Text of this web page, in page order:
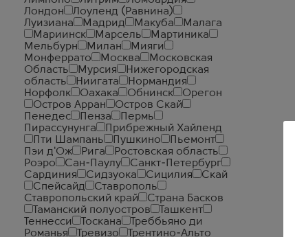
Лондон
Лоуленд (Равнина)
Луизиана
Мадрид Макуба
Малага
Мариинск
Марсель
Мартиника
Мельбурн
Милан
Мияги
Монферрато
Москва
Московская
Область
Мурсия
Нижегородская
область
Ниигата
Нормандия
Норфолк
Оахака Обнинск
Орегон
Остров Арран
Остров Скай
Пенедес
Пенза
Пермь
Пирассунунга
Прибрежный Хайленд
Пти Шампань
Пушкино
Пьемонт
Пэи д'Ож
Рига
Ростовская область
Роэро
Сан-Паулу
Санкт-Петербург
Сардиния
Сидзуока Сицилия
Скай
Спейсайд
Ставрополь
Ставропольский край
Страна Басков
Таманский полуостров
Ташкент
Теннесси
Тоскана
Треббьяно ди
Романья
Тревизо
Трентино-Альто